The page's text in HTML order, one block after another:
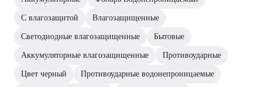
С влагозащитой Влагозащищенные
Светодиодные влагозащищенные Бытовые
Аккумуляторные влагозащищенные Противоударные
Цвет черный Противоударные водонепроницаемые